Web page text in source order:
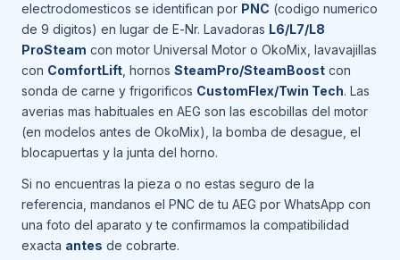
electrodomesticos se identifican por PNC (codigo numerico
de 9 digitos) en lugar de E-Nr. Lavadoras L6/L7/L8
ProSteam con motor Universal Motor o OkoMix, lavavajillas
con ComfortLift , hornos SteamPro/SteamBoost con
sonda de carne y frigorificos CustomFlex/Twin Tech. Las
averias mas habituales en AEG son las escobillas del motor
(en modelos antes de OkoMix), la bomba de desague, el
blocapuertas y la junta del horno.
Si no encuentras la pieza o no estas seguro de la
referencia, mandanos el PNC de tu AEG por WhatsApp con
una foto del aparato y te confirmamos la compatibilidad
exacta antes de cobrarte.